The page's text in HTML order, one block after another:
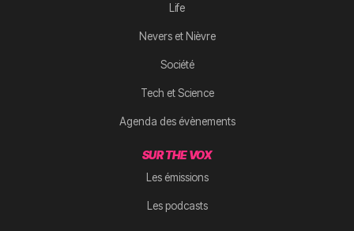
Life
Nevers et Nièvre
Société
Tech et Science
Agenda des évènements
SUR THE VOX
Les émissions
Les podcasts